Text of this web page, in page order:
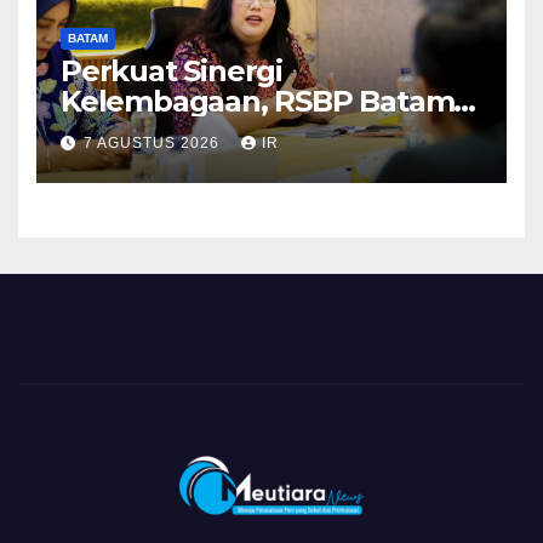
BATAM
Perkuat Sinergi
Kelembagaan, RSBP Batam
dan BPOM Pastikan
Pelayanan dan Ketersediaan
Obat Aman
7 AGUSTUS 2026 IR